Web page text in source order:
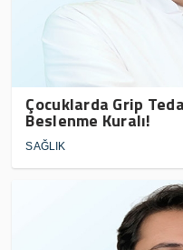
Çocuklarda Grip
Beslenme Kuralı!
SAĞLIK